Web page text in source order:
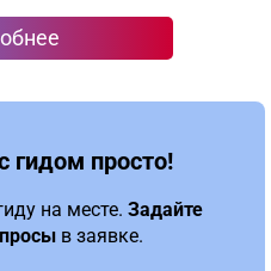
гидом просто!
на месте. Задайте
в заявке.